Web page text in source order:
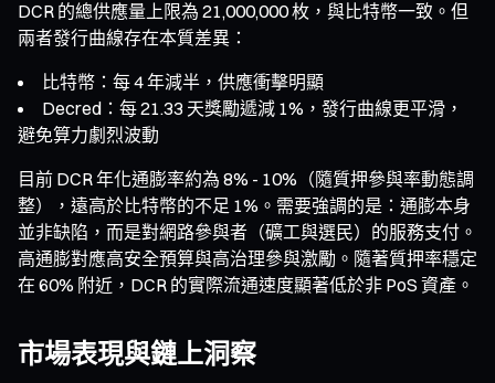
DCR 的總供應量上限為 21,000,000 枚，與比特幣一致。但
兩者發行曲線存在本質差異：
比特幣：每 4 年減半，供應衝擊明顯
Decred：每 21.33 天獎勵遞減 1%，發行曲線更平滑，
避免算力劇烈波動
目前 DCR 年化通膨率約為 8% - 10%（隨質押參與率動態調
整），遠高於比特幣的不足 1%。需要強調的是：通膨本身
並非缺陷，而是對網路參與者（礦工與選民）的服務支付。
高通膨對應高安全預算與高治理參與激勵。隨著質押率穩定
在 60% 附近，DCR 的實際流通速度顯著低於非 PoS 資產。
市場表現與鏈上洞察